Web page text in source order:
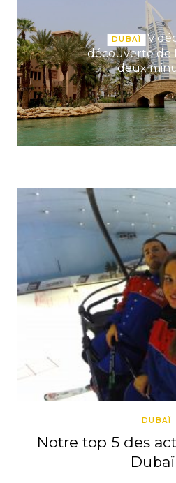
DUBAÏ
découverte de
deux
DUBAÏ
Notre top 5 des
Dubaï